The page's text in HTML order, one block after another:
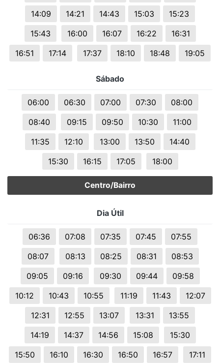
14:09
14:21 14:43 15:03
15:23
15:43
16:00 16:07 16:22
16:31
16:51
17:14 17:37 18:10 18:48 19:05
Sábado
06:00 06:30 07:00 07:30
08:00
08:40
09:15 09:50 10:30
11:00
11:35
12:10 13:00 13:50
14:40
15:30
16:15 17:05 18:00
Centro/Bairro
Dia Útil
06:36 07:08 07:35 07:45
07:55
08:07
08:13 08:25 08:31
08:53
09:05
09:16 09:30 09:44
09:58
10:12
10:43 10:55 11:19 11:43
12:07
12:31
12:55 13:07 13:31
13:55
14:19
14:37 14:56 15:08
15:30
15:50
16:10 16:30 16:50 16:57
17:11